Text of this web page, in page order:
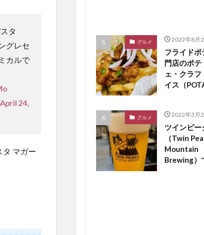
スタ
グレセ
カルで
April 24,
マガー
グルメ 2022年8月
フライドポ
門店のポテ
ェ・クラフ
イス（
くば市松代
プン【つく
店】
グルメ 2022年3月
ツインピー
（Twin
Mountain
Brewing）